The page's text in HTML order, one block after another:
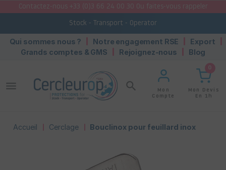
Contactez-nous +33 (0)3 66 24 00 30 Ou faites-vous rappeler
Stock - Transport - Operator
Qui sommes nous ? Notre engagement RSE
Export
Grands comptes & GMS
Rejoignez-nous Blog
search
Mon
Compte
0
Mon Devis
En 1h
menu
Accueil Cerclage Bouclinox pour feuillard inox